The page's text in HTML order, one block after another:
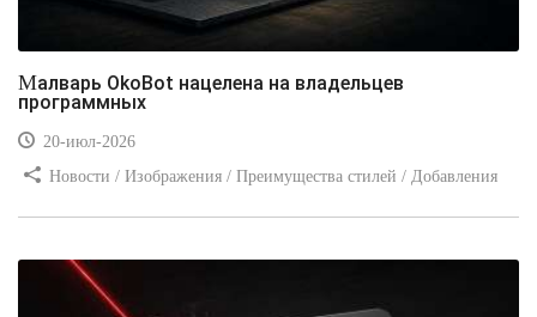
Малварь OkoBot нацелена на владельцев
программных
20-июл-2026
Новости / Изображения / Преимущества стилей / Добавления